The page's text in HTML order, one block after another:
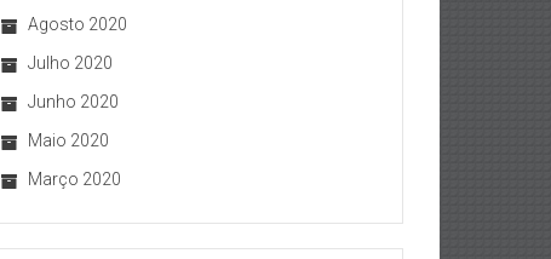
Agosto 2020
Julho 2020
Junho 2020
Maio 2020
Março 2020